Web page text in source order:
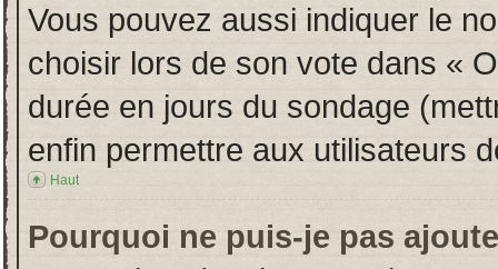
Vous pouvez aussi indiquer le
choisir lors de son vote dans «
durée en jours du sondage
enfin permettre aux utilisateurs
Haut
Pourquoi ne puis-je pas